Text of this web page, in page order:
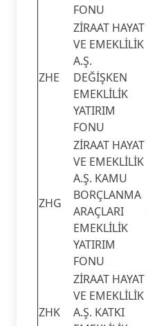
FONU
ZHE
ZİRAAT HAYAT
VE EMEKLİLİK
A.Ş.
DEĞİŞKEN
EMEKLİLİK
YATIRIM
FONU
ZHG
ZİRAAT HAYAT
VE EMEKLİLİK
A.Ş. KAMU
BORÇLANMA
ARAÇLARI
EMEKLİLİK
YATIRIM
FONU
ZHK
ZİRAAT HAYAT
VE EMEKLİLİK
A.Ş. KATKI